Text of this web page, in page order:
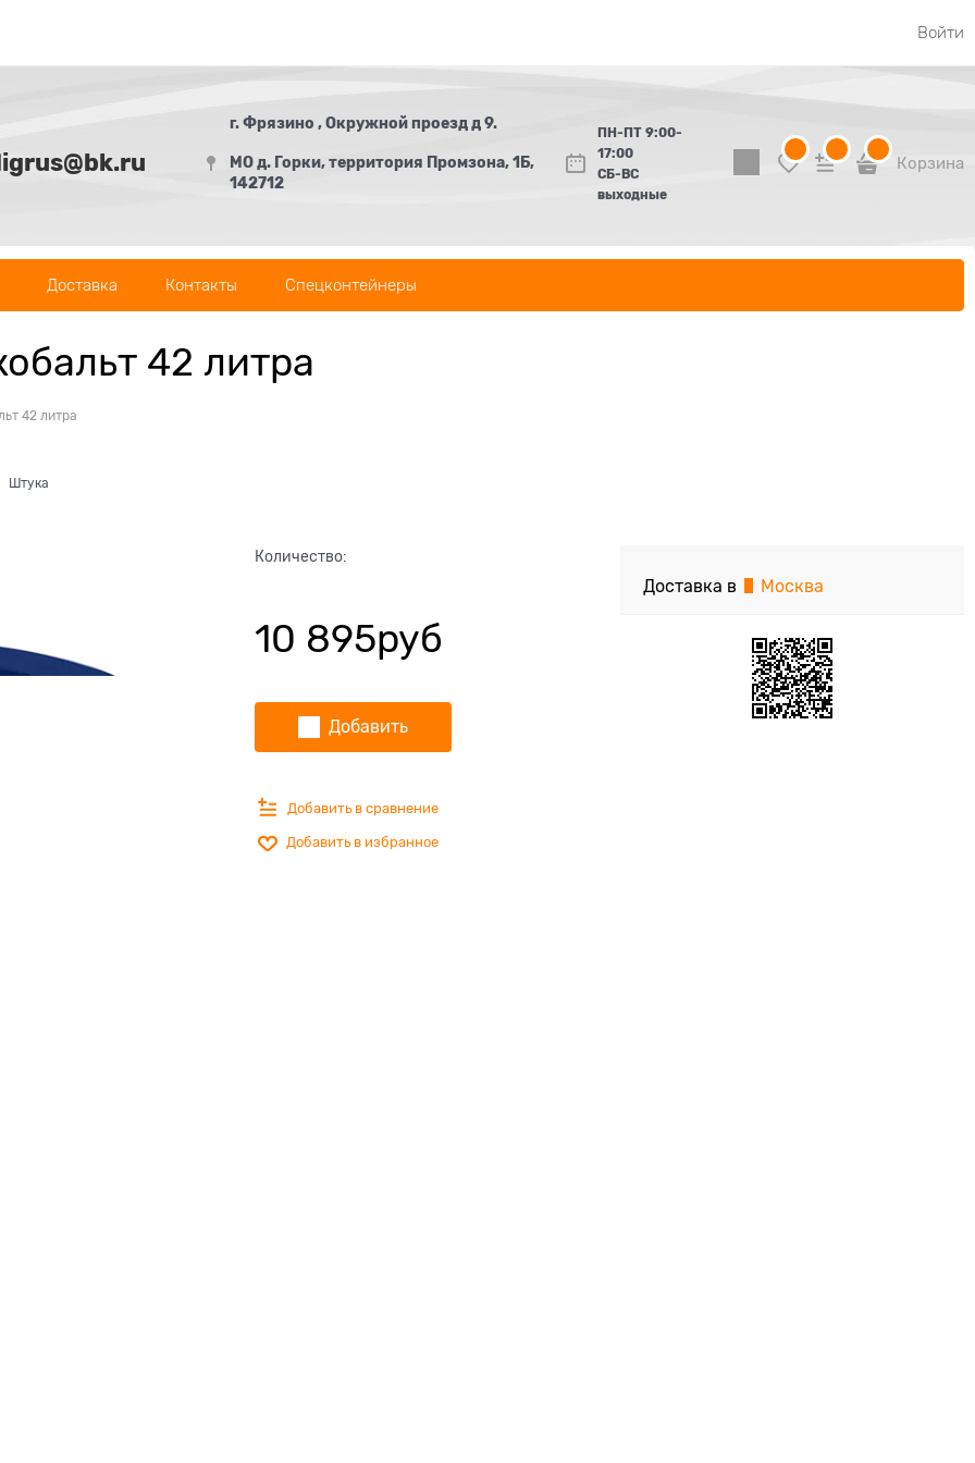
Войти
г. Фрязино , Окружной проезд д 9.
МО д. Горки, территория Промзона, 1Б,
142712
ПН-ПТ 9:00-
17:00
СБ-ВС
выходные
Корзина
Доставка Контакты Спецконтейнеры
42 литра
42 литра
Штука
Количество:
10 895руб
Добавить
Добавить в сравнение
Добавить в избранное
Доставка в Москва